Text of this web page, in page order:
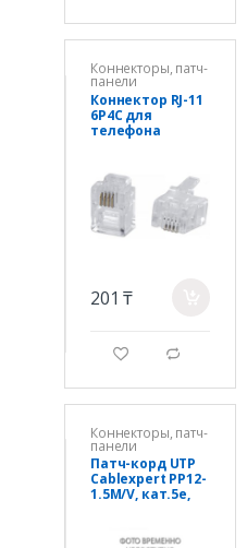
Коннекторы, патч-
панели
Коннектор RJ-11
6P4C для
телефона
201 ₸
g d
Коннекторы, патч-
панели
Патч-корд UTP
Cablexpert PP12-
1.5M/V, кат.5e,
(фиолетовый)